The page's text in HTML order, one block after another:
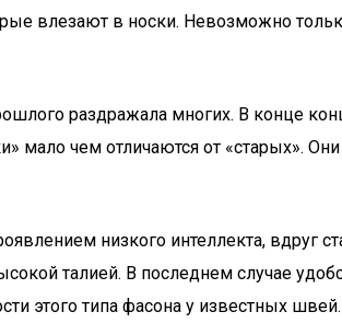
влезают в носки. Невозможно
раздражала многих. В конце
мало чем отличаются от «старых».
низкого интеллекта,
талией. В последнем случае
этого типа фасона у известных швей.